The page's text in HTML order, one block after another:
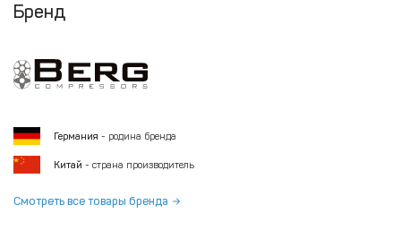
Бренд
Германия - родина бренда
Китай - страна производитель
Смотреть все товары бренда